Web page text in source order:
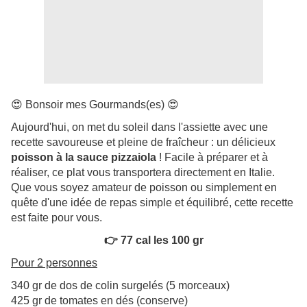
😍 Bonsoir mes Gourmands(es) 😍
Aujourd'hui, on met du soleil dans l'assiette avec une
recette savoureuse et pleine de fraîcheur : un délicieux
poisson à la sauce pizzaiola ! Facile à préparer et à
réaliser, ce plat vous transportera directement en Italie.
Que vous soyez amateur de poisson ou simplement en
quête d'une idée de repas simple et équilibré, cette recette
est faite pour vous.
👉77 cal les 100 gr
Pour 2 personnes
340 gr de dos de colin surgelés (5 morceaux)
425 gr de tomates en dés (conserve)